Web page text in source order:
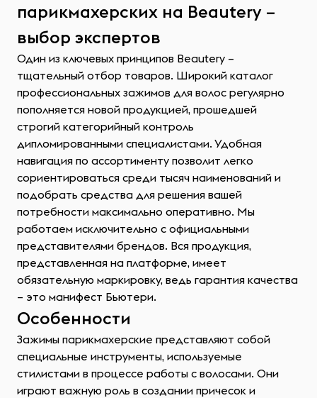
парикмахерских на Beautery –
выбор экспертов
Один из ключевых принципов Beautery –
тщательный отбор товаров. Широкий каталог
профессиональных зажимов для волос регулярно
пополняется новой продукцией, прошедшей
строгий категорийный контроль
дипломированными специалистами. Удобная
навигация по ассортименту позволит легко
сориентироваться среди тысяч наименований и
подобрать средства для решения вашей
потребности максимально оперативно. Мы
работаем исключительно с официальными
представителями брендов. Вся продукция,
представленная на платформе, имеет
обязательную маркировку, ведь гарантия качества
– это манифест Бьютери.
Особенности
Зажимы парикмахерские представляют собой
специальные инструменты, используемые
стилистами в процессе работы с волосами. Они
играют важную роль в создании причесок и